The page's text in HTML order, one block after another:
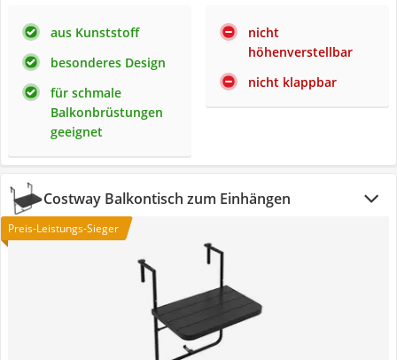
aus Kunststoff
besonderes Design
für schmale
Balkonbrüstungen
geeignet
nicht
höhenverstellbar
nicht klappbar
Costway Balkontisch zum Einhängen
Preis-Leistungs-Sieger